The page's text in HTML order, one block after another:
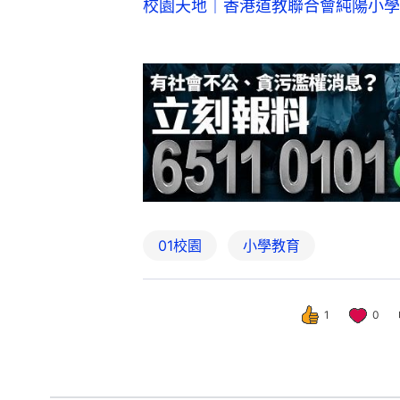
校園天地｜香港道教聯合會純陽小
01校園 小學教育
1 0